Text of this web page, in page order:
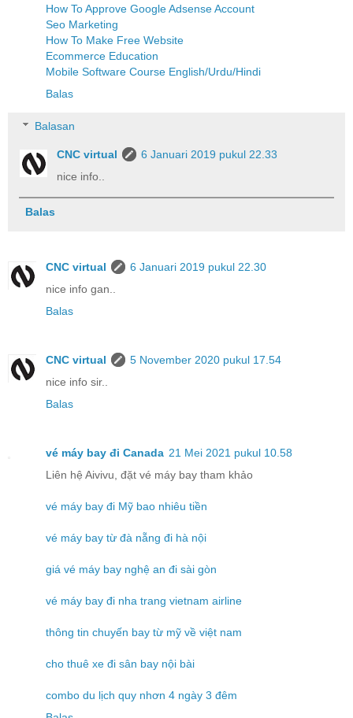
How To Approve Google Adsense Account
Seo Marketing
How To Make Free Website
Ecommerce Education
Mobile Software Course English/Urdu/Hindi
Balas
Balasan
CNC virtual
6 Januari 2019 pukul 22.33
nice info..
Balas
CNC virtual
6 Januari 2019 pukul 22.30
nice info gan..
Balas
CNC virtual
5 November 2020 pukul 17.54
nice info sir..
Balas
vé máy bay đi Canada 21 Mei 2021 pukul 10.58
Liên hệ Aivivu, đặt vé máy bay tham khảo
vé máy bay đi Mỹ bao nhiêu tiền
vé máy bay từ đà nẵng đi hà nội
giá vé máy bay nghệ an đi sài gòn
vé máy bay đi nha trang vietnam airline
thông tin chuyến bay từ mỹ về việt nam
cho thuê xe đi sân bay nội bài
combo du lịch quy nhơn 4 ngày 3 đêm